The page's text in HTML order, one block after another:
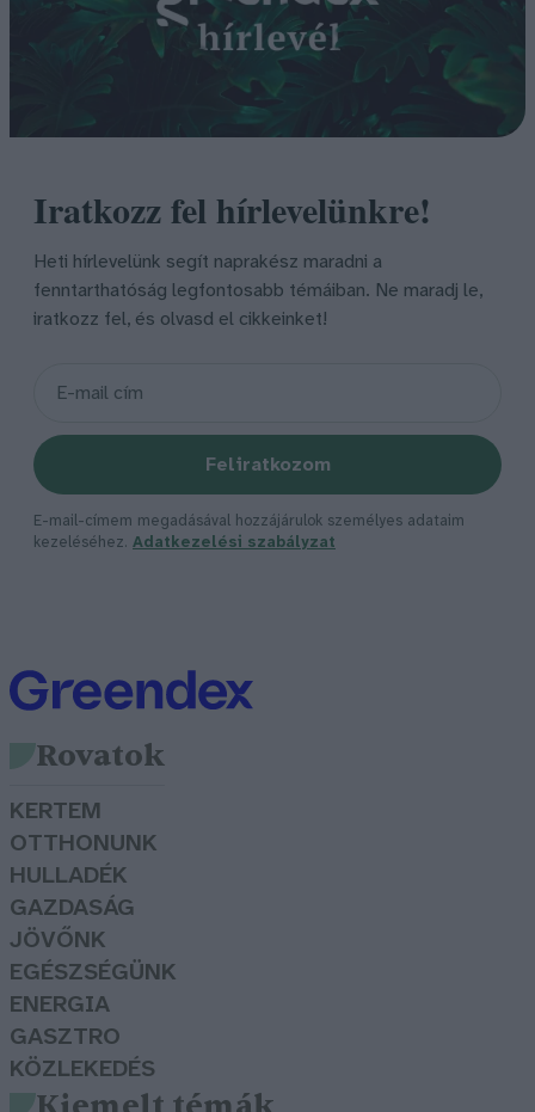
Iratkozz fel hírlevelünkre!
Heti hírlevelünk segít naprakész maradni a
fenntarthatóság legfontosabb témáiban. Ne maradj le,
iratkozz fel, és olvasd el cikkeinket!
Feliratkozom
E-mail-címem megadásával hozzájárulok személyes adataim
kezeléséhez. Adatkezelési szabályzat
Rovatok
KERTEM
OTTHONUNK
HULLADÉK
GAZDASÁG
JÖVŐNK
EGÉSZSÉGÜNK
ENERGIA
GASZTRO
KÖZLEKEDÉS